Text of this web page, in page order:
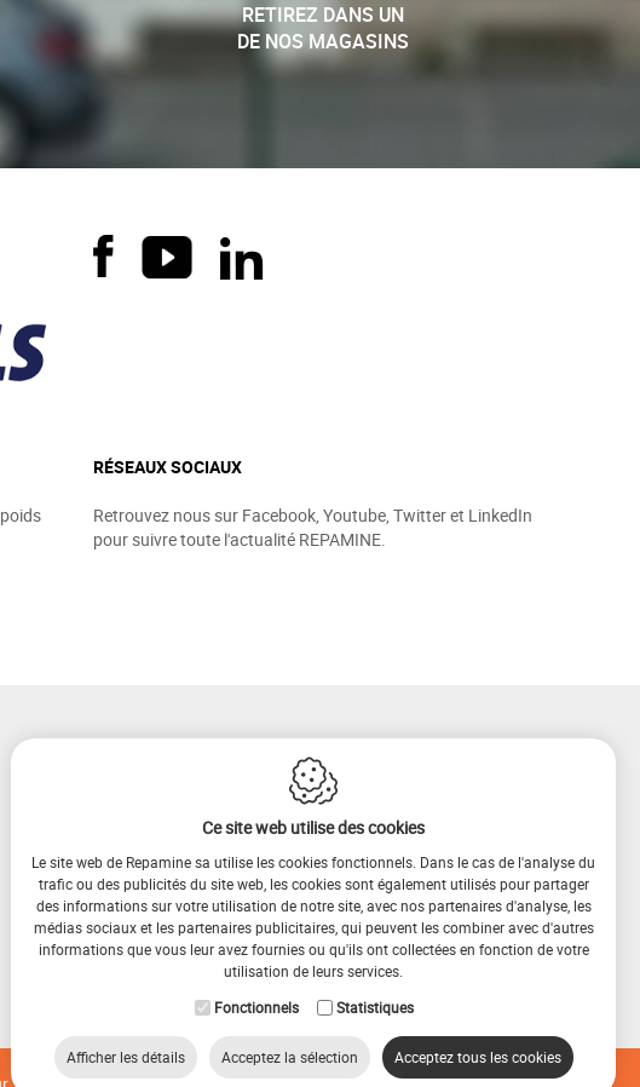
RETIREZ DANS UN
DE NOS MAGASINS
RÉSEAUX SOCIAUX
Retrouvez nous sur Facebook, Youtube, Twitter et LinkedIn
pour suivre toute l'actualité REPAMINE.
Ce site web utilise des cookies
Le site web de Repamine sa utilise les cookies fonctionnels. Dans le cas de l'analyse du
trafic ou des publicités du site web, les cookies sont également utilisés pour partager
des informations sur votre utilisation de notre site, avec nos partenaires d'analyse, les
médias sociaux et les partenaires publicitaires, qui peuvent les combiner avec d'autres
informations que vous leur avez fournies ou qu'ils ont collectées en fonction de votre
utilisation de leurs services.
Fonctionnels
Statistiques
Afficher les détails Acceptez la sélection Acceptez tous les cookies